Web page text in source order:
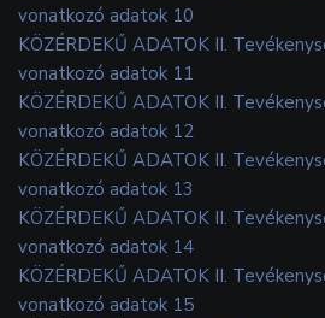
vonatkozó adatok 10
KÖZÉRDEKŰ ADATOK II.
vonatkozó adatok 11
KÖZÉRDEKŰ ADATOK II.
vonatkozó adatok 12
KÖZÉRDEKŰ ADATOK II.
vonatkozó adatok 13
KÖZÉRDEKŰ ADATOK II.
vonatkozó adatok 14
KÖZÉRDEKŰ ADATOK II.
vonatkozó adatok 15